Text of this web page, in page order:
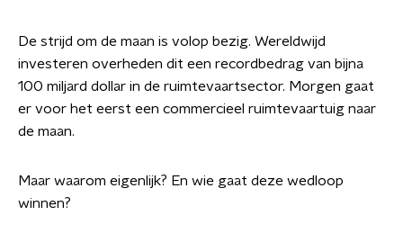
De strijd om de maan is volop bezig. Wereldwijd
investeren overheden dit een recordbedrag van bijna
100 miljard dollar in de ruimtevaartsector. Morgen gaat
er voor het eerst een commercieel ruimtevaartuig naar
de maan.
Maar waarom eigenlijk? En wie gaat deze wedloop
winnen?